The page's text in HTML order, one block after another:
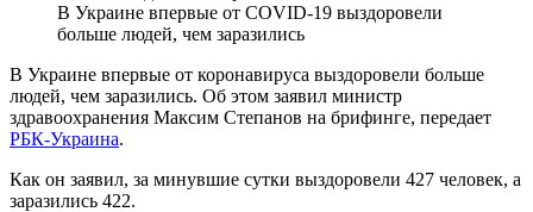
В Украине впервые от COVID-19 выздоровели
больше людей, чем заразились
В Украине впервые от коронавируса выздоровели больше
людей, чем заразились. Об этом заявил министр
здравоохранения Максим Степанов на брифинге, передает
РБК-Украина.
Как он заявил, за минувшие сутки выздоровели 427 человек, а
заразились 422.